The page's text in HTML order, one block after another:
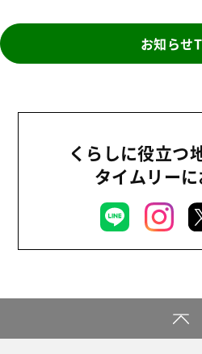
お知らせ
くらしに役立つ
タイムリーに